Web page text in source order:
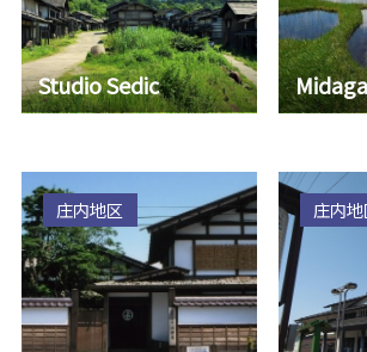
Studio Sedic
庄内地区 庄内